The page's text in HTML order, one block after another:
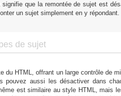
que la remontée de sujet est
un sujet simplement en y
de sujet
du HTML, offrant un large contrôle de
pouvez aussi les désactiver dans
est similaire au style HTML, mais